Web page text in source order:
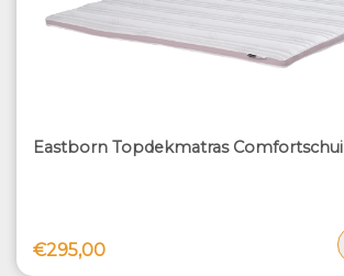
Eastborn Topdekmatras
€295,00